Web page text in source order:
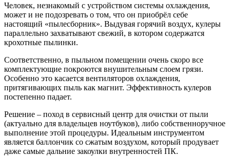
Человек, незнакомый с устройством системы охлаждения,
может и не подозревать о том, что он приобрёл себе
настоящий «пылесборник». Выдувая горячий воздух, кулеры
параллельно захватывают свежий, в котором содержатся
крохотные пылинки.
Соответственно, в пыльном помещении очень скоро все
комплектующие покроются внушительным слоем грязи.
Особенно это касается вентиляторов охлаждения,
притягивающих пыль как магнит. Эффективность кулеров
постепенно падает.
Решение – поход в сервисный центр для очистки от пыли
(актуально для владельцев ноутбуков), либо собственноручное
выполнение этой процедуры. Идеальным инструментом
является баллончик со сжатым воздухом, который продувает
даже самые дальние закоулки внутренностей ПК.